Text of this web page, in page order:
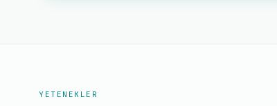
YETENEKLER